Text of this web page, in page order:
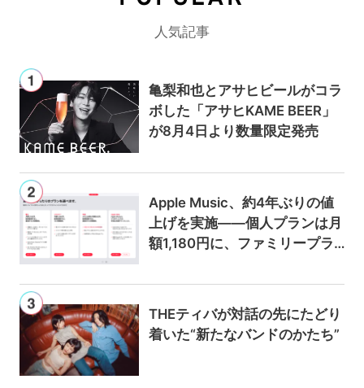
人気記事
亀梨和也とアサヒビールがコラ
ボした「アサヒKAME BEER」
が8月4日より数量限定発売
Apple Music、約4年ぶりの値
上げを実施——個人プランは月
額1,180円に、ファミリープラ
THEティバが対話の先にたどり
着いた“新たなバンドのかたち”